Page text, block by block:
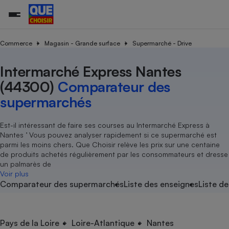
Commerce Magasin - Grande surface Supermarché - Drive
Intermarché Express Nantes
(44300) Comparateur des
supermarchés
Est-il intéressant de faire ses courses au Intermarché Express à
Nantes ’ Vous pouvez analyser rapidement si ce supermarché est
parmi les moins chers. Que Choisir relève les prix sur une centaine
de produits achetés régulièrement par les consommateurs et dresse
un palmarès de
Voir plus
Comparateur des supermarchésListe des enseignesListe
Pays de la Loire Loire-Atlantique Nantes
Agriculture
Produit alimentaire
Achat - Vente - Location
Carburant
Magasin - Grande surface
Marketing - Fidélisation
Organismes de défense
Système judiciaire
Air
Eau
Achat - Vente - Travaux
Location
Sport
Vacances - Tourisme
électrique
Démarche administrative
Senior
Service marchand
Train
Transport aérien
Toutes les actualités
Enquêtes
Guides d'achat
Conseils
Brèves
Tous les services
Soumettre un litige
Lettres types
Rencontrer une association locale
Tous nos combats
Nos actions
Nos grandes victoires
Les billets de la présidente
Nos associations locales
Nous rejoindre
En savoir plus sur Que Choisir Ensemble
?
L’association
Nos missions
Notre méthodologie
Notre financement
Nos partenaires
Nous rejoindre